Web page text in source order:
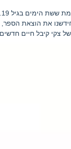
את הוצאת
צקי קיבל חיים חדשים.